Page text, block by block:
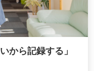
から記録する」